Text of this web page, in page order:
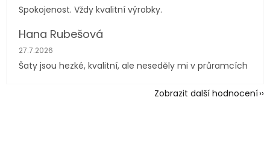
Spokojenost. Vždy kvalitní výrobky.
Hana Rubešová
Hodnocení obchodu je 4 z 5 hvězdiček.
27.7.2026
Šaty jsou hezké, kvalitní, ale neseděly mi v průramcích
Zobrazit další hodnocení